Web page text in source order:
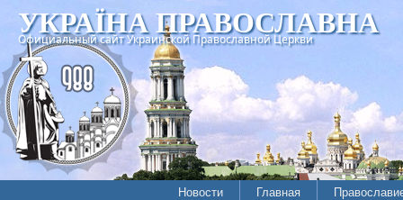
УКРАЇНА ПРАВОСЛАВНА
Официальный сайт Украинской Православной Церкви
Новости Главная